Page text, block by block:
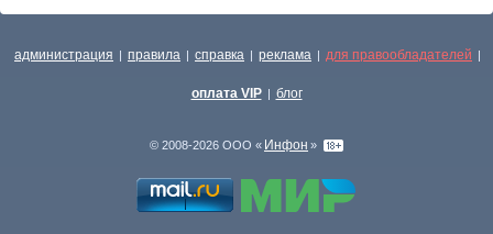
администрация | правила | справка | реклама | для правообладателей |
оплата VIP | блог
© 2008-2026 ООО « Инфон »